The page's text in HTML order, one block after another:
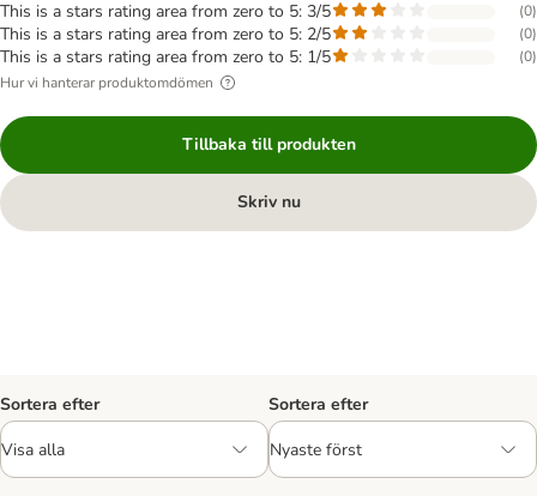
This is a stars rating area from zero to 5: 3/5 (0)
This is a stars rating area from zero to 5: 2/5 (0)
This is a stars rating area from zero to 5: 1/5 (0)
Hur vi hanterar produktomdömen
Tillbaka till produkten
Skriv nu
Sortera efter Sortera efter